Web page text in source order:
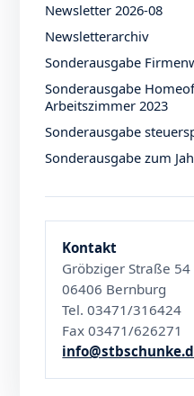
Newsletter 2026-08
Newsletterarchiv
Sonderausgabe
Sonderausgabe
Arbeitszimmer 2023
Sonderausgabe
Sonderausgabe zum
Kontakt
Gröbziger Straße 54
06406 Bernburg
Tel. 03471/316424
Fax 03471/626271